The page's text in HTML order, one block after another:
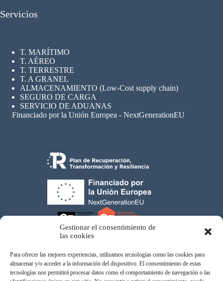
Gestionar el consentimiento de
las cookies
Para ofrecer las mejores experiencias, utilizamos tecnologías como las cookies para
almacenar y/o acceder a la información del dispositivo. El consentimiento de estas
tecnologías nos permitirá procesar datos como el comportamiento de navegación o las
Servicios
T. MARÍTIMO
T. AÉREO
T. TERRESTRE
T. A GRANEL
ALMACENAMIENTO (Low-Cost supply chain)
SEGURO DE CARGA
SERVICIO DE ADUANAS
Financiado por la Unión Europea - NextGenerationEU